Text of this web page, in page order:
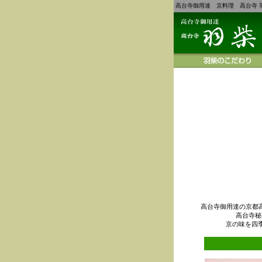
高台寺御用達 京料理 高台寺
高台寺御用達の京都
高台寺
京の味を四